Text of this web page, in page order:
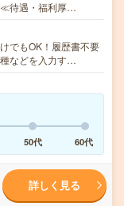
≪待遇・福利厚…
でもOK！履歴書不要
などを入力す…
50代 60代
詳しく見る